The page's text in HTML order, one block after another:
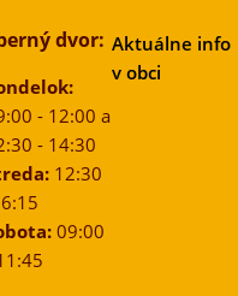
dvor:
- 12:00 a
- 14:30
12:30
09:00
Aktuálne info
v obci